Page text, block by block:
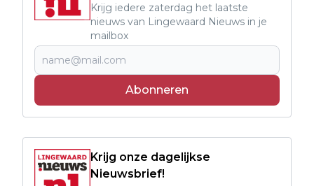
Krijg iedere zaterdag het laatste
nieuws van Lingewaard Nieuws in je
mailbox
Abonneren
Krijg onze dagelijkse
Nieuwsbrief!